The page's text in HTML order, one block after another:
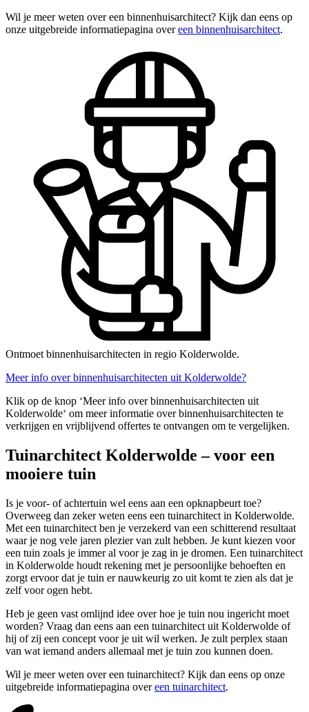
Wil je meer weten over een binnenhuisarchitect? Kijk dan eens op
onze uitgebreide informatiepagina overeen binnenhuisarchitect.
Ontmoet binnenhuisarchitecten in regio Kolderwolde.
Meer info over binnenhuisarchitecten uit Kolderwolde?
Klik op de knop ‘Meer info over binnenhuisarchitecten uit
Kolderwolde‘ om meer informatie over binnenhuisarchitecten te
verkrijgen en vrijblijvend offertes te ontvangen om te vergelijken.
Tuinarchitect Kolderwolde – voor een
mooiere tuin
Is je voor- of achtertuin wel eens aan een opknapbeurt toe?
Overweeg dan zeker weten eens een tuinarchitect in Kolderwolde.
Met een tuinarchitect ben je verzekerd van een schitterend resultaat
waar je nog vele jaren plezier van zult hebben. Je kunt kiezen voor
een tuin zoals je immer al voor je zag in je dromen. Een tuinarchitect
in Kolderwolde houdt rekening met je persoonlijke behoeften en
zorgt ervoor dat je tuin er nauwkeurig zo uit komt te zien als dat je
zelf voor ogen hebt.
Heb je geen vast omlijnd idee over hoe je tuin nou ingericht moet
worden? Vraag dan eens aan een tuinarchitect uit Kolderwolde of
hij of zij een concept voor je uit wil werken. Je zult perplex staan
van wat iemand anders allemaal met je tuin zou kunnen doen.
Wil je meer weten over een tuinarchitect? Kijk dan eens op onze
uitgebreide informatiepagina overeen tuinarchitect.